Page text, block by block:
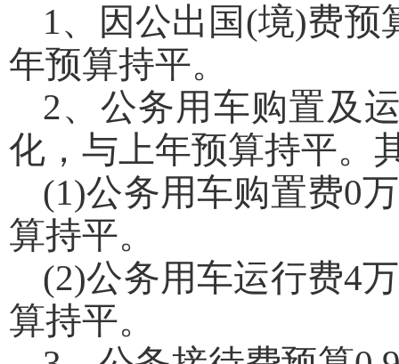
1、因公出国(境)费预
年预算持平。
2、公务用车购置及
化，与上年预算持平。
(1)公务用车购置费0
算持平。
(2)公务用车运行费4
算持平。